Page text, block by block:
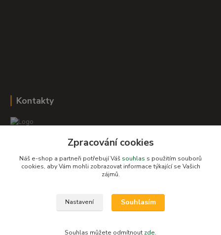
Kontakty
+420 604 278 943
obchod-detskysvet@seznam.cz
Zpracování cookies
Náš e-shop a partneři potřebují Váš souhlas s použitím souborů
cookies, aby Vám mohli zobrazovat informace týkající se Vašich
zájmů.
Nastavení Souhlasím
Souhlas můžete odmítnout zde.